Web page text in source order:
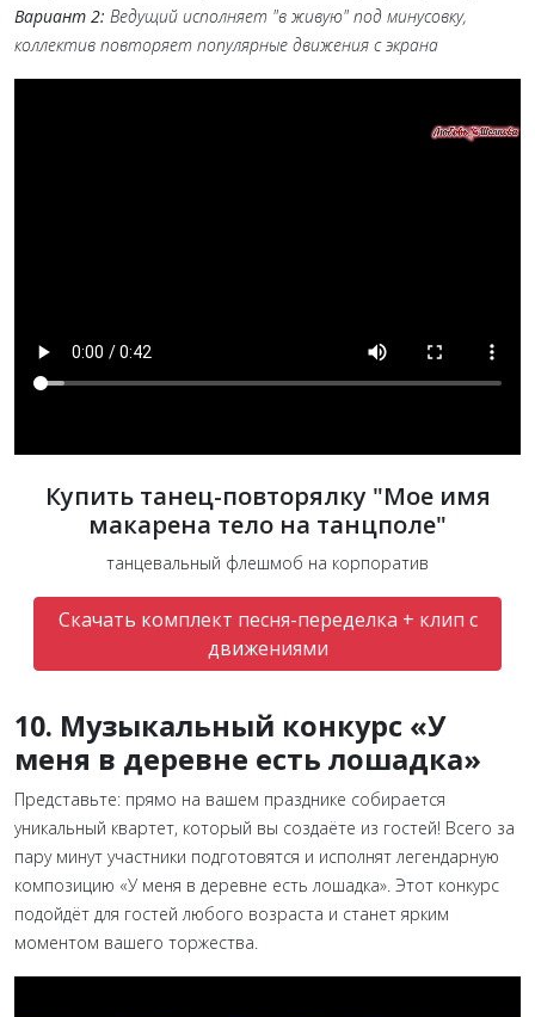
Вариант 2: Ведущий исполняет "в живую" под минусовку,
коллектив повторяет популярные движения с экрана
Купить танец-повторялку "Мое имя
макарена тело на танцполе"
танцевальный флешмоб на корпоратив
Скачать комплект песня-переделка + клип с
движениями
10. Музыкальный конкурс «У
меня в деревне есть лошадка»
Представьте: прямо на вашем празднике собирается
уникальный квартет, который вы создаёте из гостей! Всего за
пару минут участники подготовятся и исполнят легендарную
композицию «У меня в деревне есть лошадка». Этот конкурс
подойдёт для гостей любого возраста и станет ярким
моментом вашего торжества.